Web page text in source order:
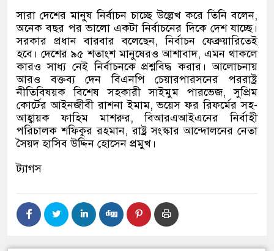
সারা দেশের মানুষ নির্বাচন চাচ্ছে উল্লেখ করে তিনি বলেন,
অনেক বছর পর ভালো একটা নির্বাচনের দিকে দেশ যাচ্ছে।
সরকার প্রধান বারবার বলেছেন, নির্বাচন ফেব্রুয়ারিতেই
হবে। দেশের ৯৫ শতাংশ মানুষেরও আশাবাদ, এমন থাকলে
কারও সাধ্য নেই নির্বাচনকে প্রশ্নবিদ্ধ করার। আলোচনায়
আরও বক্তব্য দেন বিএনপি চেয়ারপারসনের পররাষ্ট্র
নীতিবিষয়ক বিশেষ সহকারী সাইমুম পারভেজ, সুপ্রিম
কোর্টের আইনজীবী রাশনা ইমাম, ভয়েস ফর রিফর্মের সহ-
আহ্বায়ক ফাহিম মাশরুর, বিআরএআইএনের নির্বাহী
পরিচালক শফিকুর রহমান, রাষ্ট্র সংস্কার আন্দোলনের নেতা
সৈয়দ হাসিব উদ্দিন হোসেন প্রমুখ।
ট্যাগস